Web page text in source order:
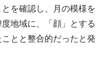
とを確認し、月の模様を
地域に、「顔」とする
とと整合的だったと発